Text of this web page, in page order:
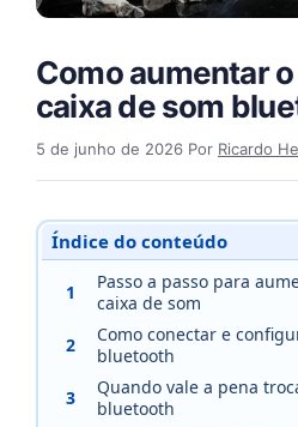
Como aumentar
caixa de som
5 de junho de 2026 Por Ricardo
Índice do conteúdo
1
Passo a passo para
caixa de som
2
Como conectar e
bluetooth
3
Quando vale a pena
bluetooth